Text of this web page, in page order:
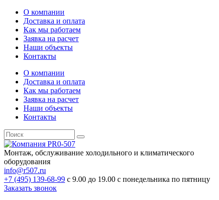
О компании
Доставка и оплата
Как мы работаем
Заявка на расчет
Наши объекты
Контакты
О компании
Доставка и оплата
Как мы работаем
Заявка на расчет
Наши объекты
Контакты
Монтаж, обслуживание холодильного и климатического
оборудования
info@r507.ru
+7 (495) 139-68-99 с 9.00 до 19.00 с понедельника по пятницу
Заказать звонок